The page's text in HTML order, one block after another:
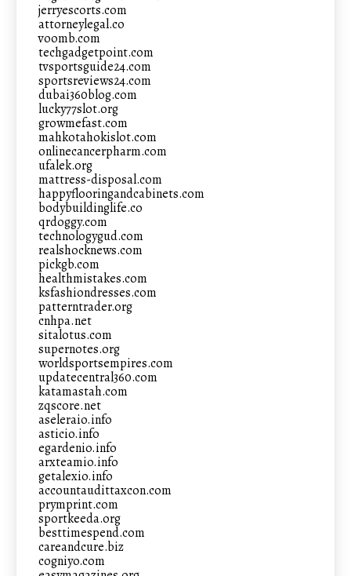
jerryescorts.com
attorneylegal.co
voomb.com
techgadgetpoint.com
tvsportsguide24.com
sportsreviews24.com
dubai360blog.com
lucky77slot.org
growmefast.com
mahkotahokislot.com
onlinecancerpharm.com
ufalek.org
mattress-disposal.com
happyflooringandcabinets.com
bodybuildinglife.co
qrdoggy.com
technologygud.com
realshocknews.com
pickgb.com
healthmistakes.com
ksfashiondresses.com
patterntrader.org
cnhpa.net
sitalotus.com
supernotes.org
worldsportsempires.com
updatecentral360.com
katamastah.com
zqscore.net
aseleraio.info
asticio.info
egardenio.info
arxteamio.info
getalexio.info
accountaudittaxcon.com
prymprint.com
sportkeeda.org
besttimespend.com
careandcure.biz
cogniyo.com